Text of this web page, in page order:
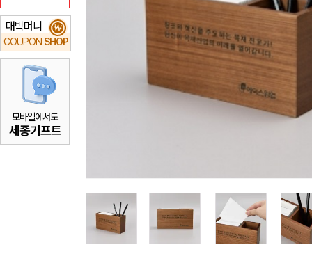
대박머니
COUPON SHOP
₩
모바일에서도
세종기프트